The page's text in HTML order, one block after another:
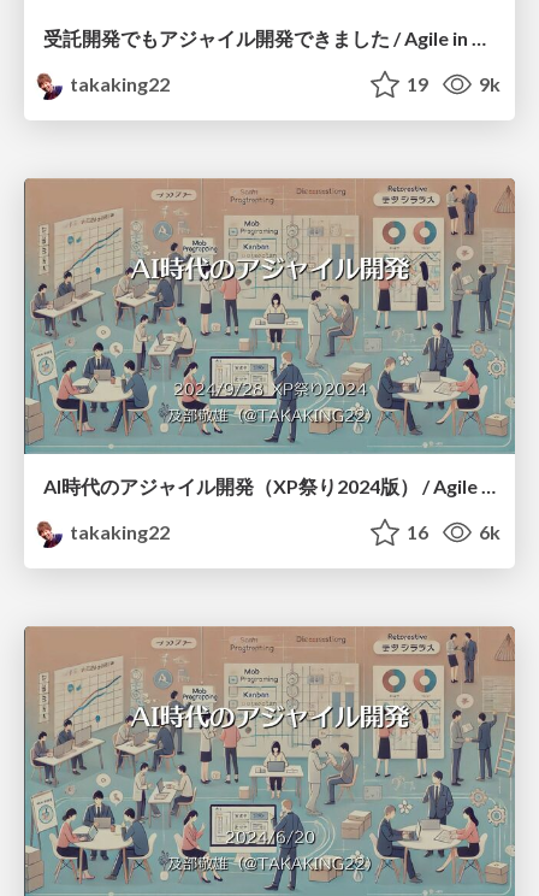
takaking22
19 9k
AI時代のアジャイル開発（XP祭り2024版） / Agile Development in the AI Era in XPJUG
takaking22
16 6k